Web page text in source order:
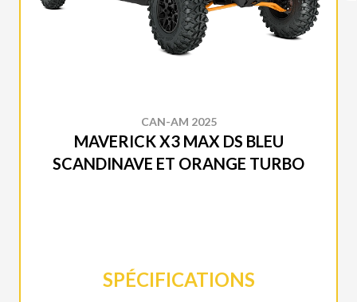
CAN-AM 2025
MAVERICK X3 MAX DS BLEU
SCANDINAVE ET ORANGE TURBO
SPÉCIFICATIONS